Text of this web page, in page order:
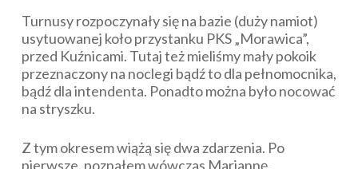
Turnusy rozpoczynały się na bazie (duży namiot)
usytuowanej koło przystanku PKS „Morawica”,
przed Kuźnicami. Tutaj też mieliśmy mały pokoik
przeznaczony na noclegi bądź to dla pełnomocnika,
bądź dla intendenta. Ponadto można było nocować
na stryszku.
Z tym okresem wiążą się dwa zdarzenia. Po
pierwsze, poznałem wówczas Mariannę,